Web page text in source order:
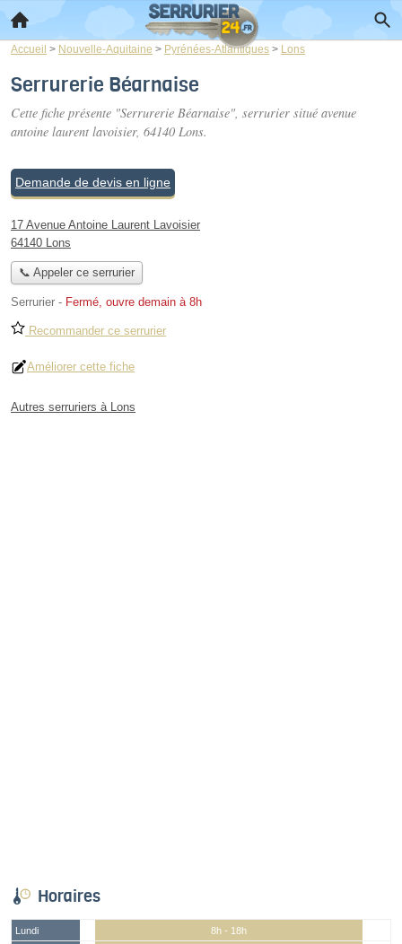
Accueil > Nouvelle-Aquitaine > Pyrénées-Atlantiques > Lons
Serrurerie Béarnaise
Cette fiche présente "Serrurerie Béarnaise", serrurier situé avenue
antoine laurent lavoisier, 64140 Lons.
Demande de devis en ligne
17 Avenue Antoine Laurent Lavoisier
64140 Lons
📞 Appeler ce serrurier
Serrurier - Fermé, ouvre demain à 8h
Recommander ce serrurier
Améliorer cette fiche
Autres serruriers à Lons
Horaires
Lundi
8h - 18h